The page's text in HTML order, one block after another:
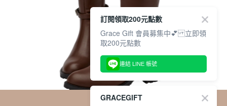
訂閱領取200元點數
Grace Gift 會員募集中💕 立即領
取200元點數
連結 LINE 帳號
GRACEGIFT